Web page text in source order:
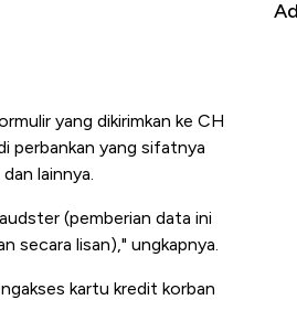
yang dikirimkan ke CH
perbankan yang sifatnya
lainnya.
(pemberian data ini
secara lisan)," ungkapnya.
kartu kredit korban